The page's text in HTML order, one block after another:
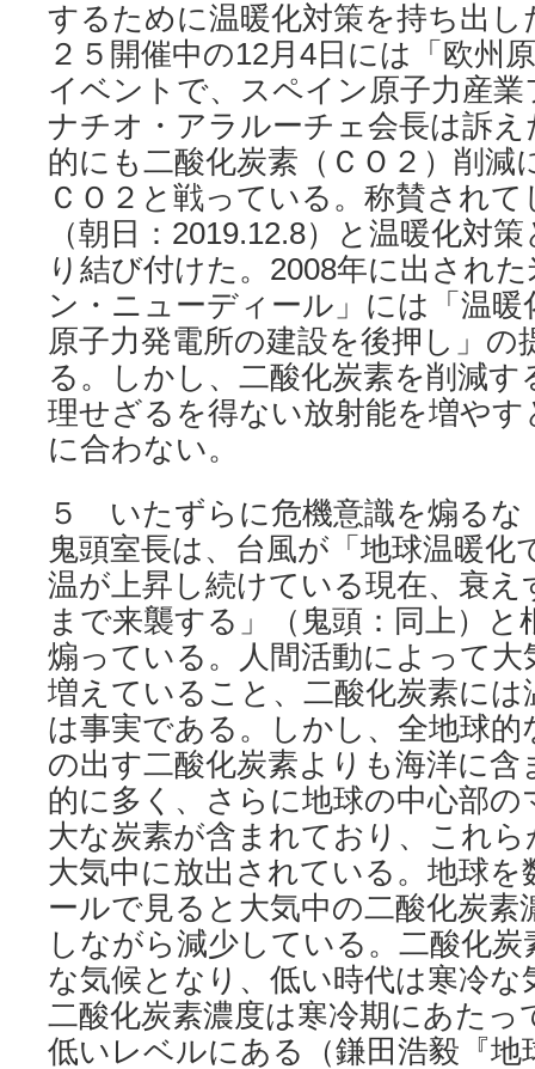
するために温暖化対策を持ち出し
２５開催中の12月4日には「欧州
イベントで、スペイン原子力産
ナチオ・アラルーチェ会長は訴
的にも二酸化炭素（ＣＯ２）削減
ＣＯ２と戦っている。称賛され
（朝日：2019.12.8）と温暖化対
り結び付けた。2008年に出され
ン・ニューディール」には「温
原子力発電所の建設を後押し」の
る。しかし、二酸化炭素を削減す
理せざるを得ない放射能を増や
に合わない。
５ いたずらに危機意識を煽るな
鬼頭室長は、台風が「地球温暖化
温が上昇し続けている現在、衰
まで来襲する」（鬼頭：同上）と
煽っている。人間活動によって大
増えていること、二酸化炭素に
は事実である。しかし、全地球的
の出す二酸化炭素よりも海洋に含
的に多く、さらに地球の中心部
大な炭素が含まれており、これ
大気中に放出されている。地球
ールで見ると大気中の二酸化炭素
しながら減少している。二酸化
な気候となり、低い時代は寒冷な
二酸化炭素濃度は寒冷期にあたっ
低いレベルにある（鎌田浩毅『地